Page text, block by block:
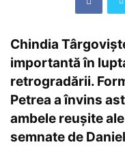
Chindia
importantă în
retrogradării.
Petrea a învins
ambele reuşite
semnate de